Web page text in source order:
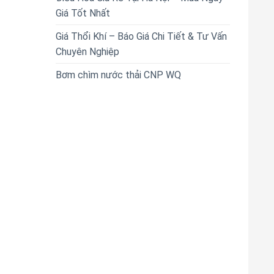
Giá Tốt Nhất
Giá Thổi Khí – Báo Giá Chi Tiết & Tư Vấn
Chuyên Nghiệp
Bơm chìm nước thải CNP WQ